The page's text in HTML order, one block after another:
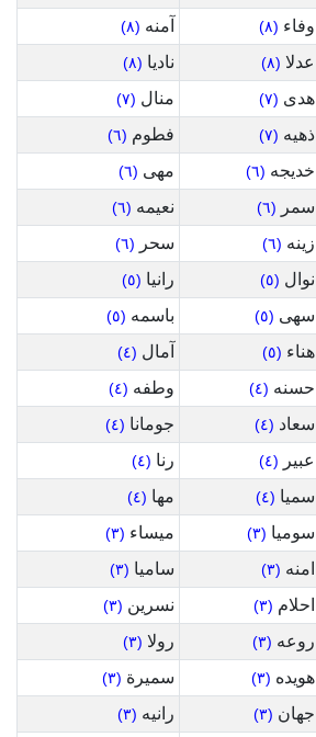
وفاء (٨) آمنه (٨)
عدلا (٨) ناديا (٨)
هدى (٧) منال (٧)
ذهيه (٧) فطوم (٦)
خديجه (٦) مهى (٦)
سمر (٦) نعيمه (٦)
زينه (٦) سحر (٦)
نوال (٥) رانيا (٥)
سهى (٥) باسمه (٥)
هناء (٥) آمال (٤)
حسنه (٤) وطفه (٤)
سعاد (٤) جومانا (٤)
عبير (٤) رنا (٤)
سميا (٤) مها (٤)
سوميا (٣) ميساء (٣)
امنه (٣) ساميا (٣)
احلام (٣) نسرين (٣)
روعه (٣) رولا (٣)
هويده (٣) سميرة (٣)
جهان (٣) رانيه (٣)